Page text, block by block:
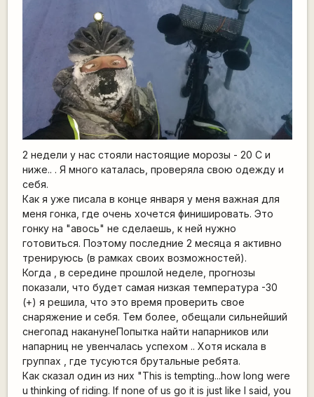
2 недели у нас стояли настоящие морозы - 20 С и
ниже.. . Я много каталась, проверяла свою одежду и
себя.
Как я уже писала в конце января у меня важная для
меня гонка, где очень хочется финишировать. Это
гонку на "авось" не сделаешь, к ней нужно
готовиться. Поэтому последние 2 месяца я активно
тренируюсь (в рамках своих возможностей).
Когда , в середине прошлой неделе, прогнозы
показали, что будет самая низкая температура -30
(+) я решила, что это время проверить свое
снаряжение и себя. Тем более, обещали сильнейший
снегопад наканунеПопытка найти напарников или
напарниц не увенчалась успехом .. Хотя искала в
группах , где тусуются брутальные ребята.
Как сказал один из них "This is tempting...how long were
u thinking of riding. If none of us go it is just like I said, you